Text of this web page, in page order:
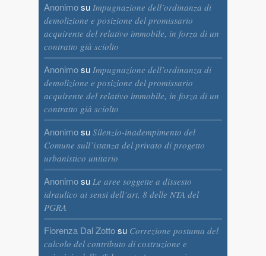
Anonimosu Impugnazione dell’ordinanza di
demolizione e posizione del promissario
acquirente del relativo immobile, in forza di un
contratto già sciolto
Anonimosu Impugnazione dell’ordinanza di
demolizione e posizione del promissario
acquirente del relativo immobile, in forza di un
contratto già sciolto
Anonimosu Silenzio-inadempimento del
Comune sull’istanza del privato di progetto
urbanistico unitario
Anonimosu Le aree soggette a dissesto
idraulico ai sensi dell’art. 8 delle NTA del
PGRA
Fiorenza Dal Zottosu Correzione postuma del
calcolo del contributo di costruzione e